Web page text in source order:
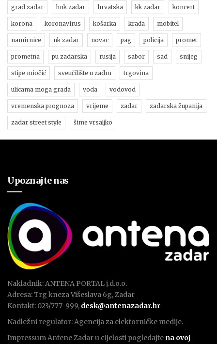
grad zadar hnk zadar hrvatska kk zadar koncert
korona koronavirus košarka krađa mobitel
namirnice nk zadar novac pag policija promet
prometna pu zadarska rusija sabor sad snijeg
stipe miočić sveučilište u zadru trgovina
ulicama moga grada voda vodovod
vremenska prognoza vrijeme zadar zadarska županija
zadar street style šime vrsaljko
Upoznajte nas
Nakladnik: ANTENA PORTAL j.d.o.o.
Adresa: Trg kneza Višeslava 6g, Zadar
Kontakt: 023/777-999, desk@antenazadar.hr
Nadležni regulator: Agencija za elektorničke medije.
Impressum Antene Zadar u cijelosti pogledajte na ovoj